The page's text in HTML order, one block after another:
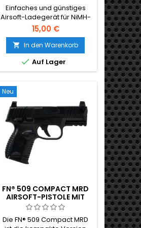
Einfaches und günstiges
Airsoft-Ladegerät für NiMH-
Akkus
15,00 €
 In den Warenkorb
 Auf Lager
Neu
FN® 509 COMPACT MRD
AIRSOFT-PISTOLE MIT
KUNSTSTOFFFEDER
Die FN® 509 Compact MRD